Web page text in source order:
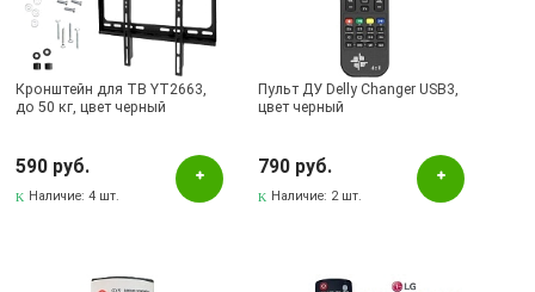
Кронштейн для ТВ YT2663,
до 50 кг, цвет черный
590 руб.
Наличие:4 шт.
Пульт ДУ Delly Changer USB3,
цвет черный
790 руб.
Наличие: 2 шт.